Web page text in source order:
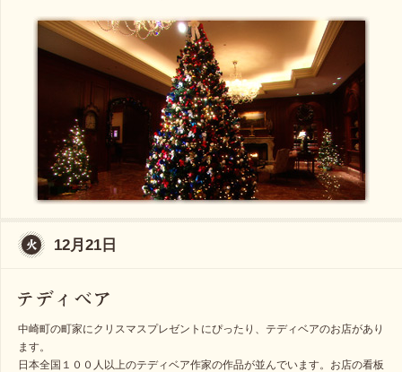
12月21日
中崎町の町家にクリスマスプレゼントにぴったり、テディベアのお店があり
ます。
日本全国１００人以上のテディベア作家の作品が並んでいます。お店の看板